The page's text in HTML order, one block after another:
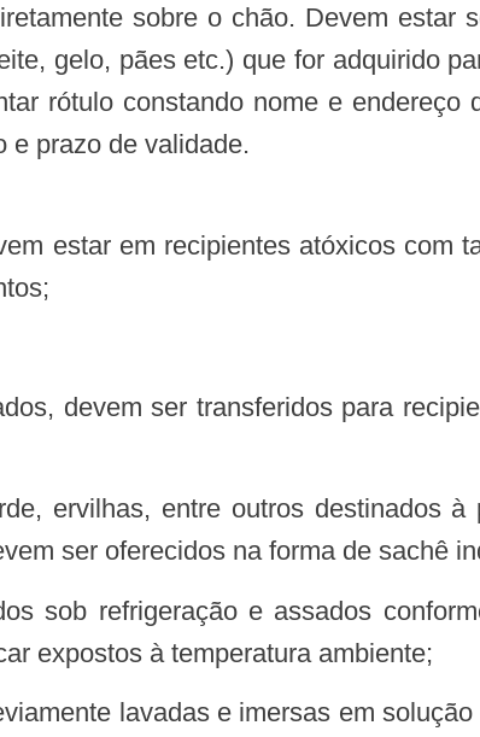
sobre o chão. Devem estar
gelo, pães etc.) que for adquirido
rótulo constando nome e endereço
e prazo de validade.
ser oferecidos na forma de sachê
expostos à temperatura ambiente;